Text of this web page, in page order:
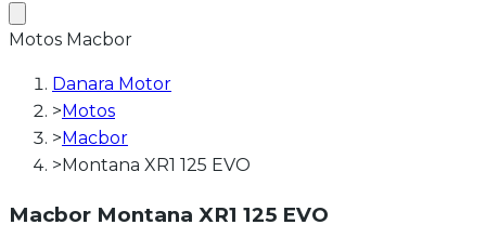
Motos Macbor
Danara Motor
>Motos
>Macbor
>Montana XR1 125 EVO
Macbor Montana XR1 125 EVO